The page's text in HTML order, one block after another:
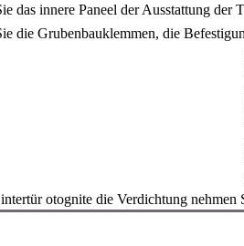
das innere Paneel der Ausstattung der
die Grubenbauklemmen, die
otognite die Verdichtung nehmen